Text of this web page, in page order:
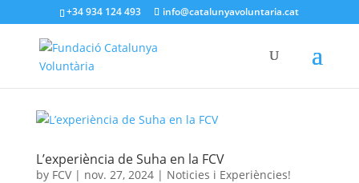
+34 934 124 493 info@catalunyavoluntaria.cat
L’experiència de Suha en la FCV
by FCV| nov. 27, 2024| Noticies i Experiències!